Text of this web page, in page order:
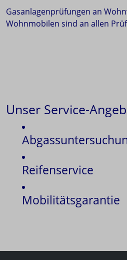
Gasanlagenprüfungen an
Wohnmobilen sind an allen
Unser Service-
Reifenservice
Mobilitätsgarantie